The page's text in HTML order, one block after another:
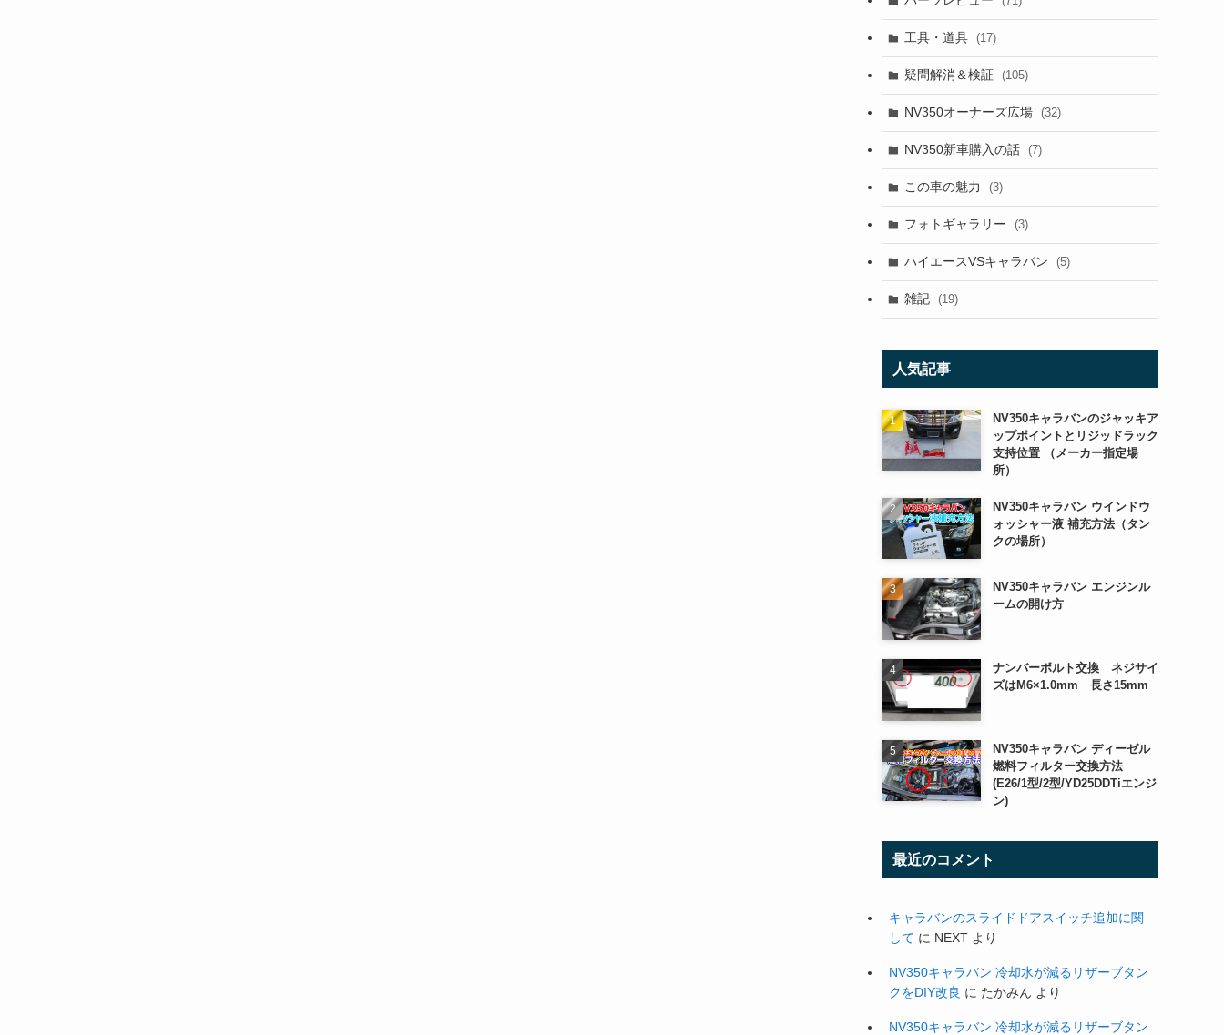
工具・道具 (17)
疑問解消＆検証 (105)
NV350オーナーズ広場 (32)
NV350新車購入の話 (7)
この車の魅力 (3)
フォトギャラリー (3)
ハイエースVSキャラバン (5)
雑記 (19)
人気記事
NV350キャラバンのジャッキア
ップポイントとリジッドラック
支持位置 （メーカー指定場
所）
NV350キャラバン ウインドウ
ォッシャー液 補充方法（タン
クの場所）
NV350キャラバン エンジンル
ームの開け方
ナンバーボルト交換 ネジサイ
ズはM6×1.0mm 長さ15mm
NV350キャラバン ディーゼル
燃料フィルター交換方法
(E26/1型/2型/YD25DDTiエンジ
ン)
最近のコメント
キャラバンのスライドドアスイッチ追加に関
して に NEXT より
NV350キャラバン 冷却水が減るリザーブタン
クをDIY改良 に たかみん より
NV350キャラバン 冷却水が減るリザーブタン